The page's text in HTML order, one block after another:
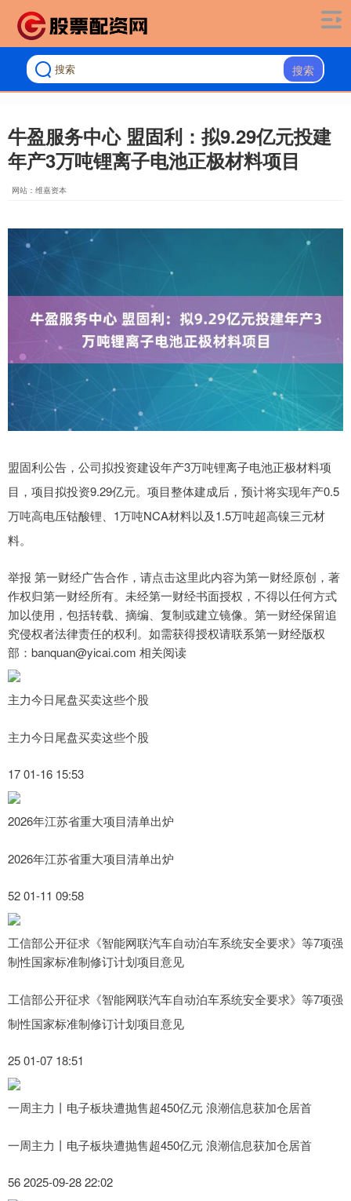
搜索
牛盈服务中心 盟固利：拟9.29亿元投建
年产3万吨锂离子电池正极材料项目
网站：维嘉资本
盟固利公告，公司拟投资建设年产3万吨锂离子电池正极材料项
目，项目拟投资9.29亿元。项目整体建成后，预计将实现年产0.5
万吨高电压钴酸锂、1万吨NCA材料以及1.5万吨超高镍三元材
料。
举报 第一财经广告合作，请点击这里此内容为第一财经原创，著
作权归第一财经所有。未经第一财经书面授权，不得以任何方式
加以使用，包括转载、摘编、复制或建立镜像。第一财经保留追
究侵权者法律责任的权利。如需获得授权请联系第一财经版权
部：banquan@yicai.com 相关阅读
主力今日尾盘买卖这些个股
主力今日尾盘买卖这些个股
17 01-16 15:53
2026年江苏省重大项目清单出炉
2026年江苏省重大项目清单出炉
52 01-11 09:58
工信部公开征求《智能网联汽车自动泊车系统安全要求》等7项强
制性国家标准制修订计划项目意见
工信部公开征求《智能网联汽车自动泊车系统安全要求》等7项强
制性国家标准制修订计划项目意见
25 01-07 18:51
一周主力丨电子板块遭抛售超450亿元 浪潮信息获加仓居首
一周主力丨电子板块遭抛售超450亿元 浪潮信息获加仓居首
56 2025-09-28 22:02